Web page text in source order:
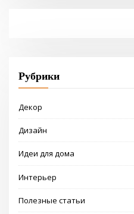
Рубрики
Декор
Дизайн
Идеи для дома
Интерьер
Полезные статьи